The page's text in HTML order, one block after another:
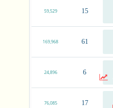
15
59,529
61
169,968
6
24,896
17
76,085